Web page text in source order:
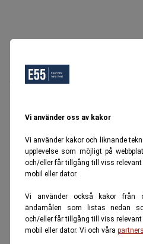
Vi använder oss av kakor
Vi använder kakor och liknande
upplevelse som möjligt på
och/eller får tillgång till viss
mobil eller dator.
Vi använder också kakor från
ändamålen som listas nedan
och/eller får tillgång till viss
mobil eller dator. Vi och våra partners
Oops, Ett fel inträffade.